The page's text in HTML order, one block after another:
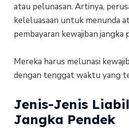
atau pelunasan. Artinya,
keleluasaan untuk menunda
pembayaran kewajiban
Mereka harus melunasi
dengan tenggat waktu yang
Jenis-Jenis
Jangka Pendek